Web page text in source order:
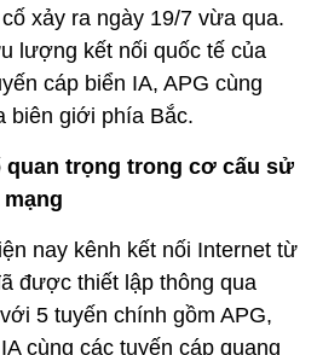
mạng
nay kênh kết nối Internet từ
được thiết lập thông qua
5 tuyến chính gồm APG,
cùng các tuyến cáp quang
Việt Nam - Trung Quốc,
2 tuyến cáp biển quốc tế
các nhà mạng Việt Nam